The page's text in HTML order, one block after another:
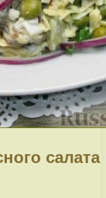
салата